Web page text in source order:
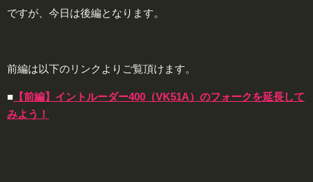
ですが、今日は後編となります。
前編は以下のリンクよりご覧頂けます。
■ 【前編】イントルーダー400（VK51A）のフォークを延長して
みよう！